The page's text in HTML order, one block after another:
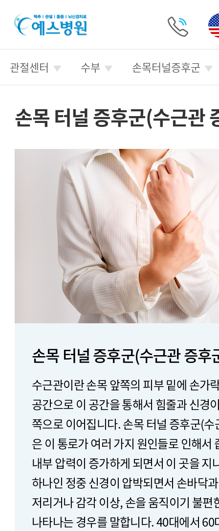
예
스
병
원
걸
관절센터 수부 손목터널증후군
손목 터널 증후군(수근관
손목 터널 증후군(수근관 증후
수근관이란 손목 앞쪽의 피부 밑에 손가
공간으로 이 공간을 통해서 힘줄과 신경
쪽으로 이어집니다. 손목 터널 증후군(
은 이 통로가 여러 가지 원인들로 인해서
내부 압력이 증가하게 되면서 이 곳을 지
하나인 정중 신경이 압박되면서 손바닥
저리거나 감각 이상, 손을 움직이기 불편
나타나는 경우를 말합니다. 40대에서 60